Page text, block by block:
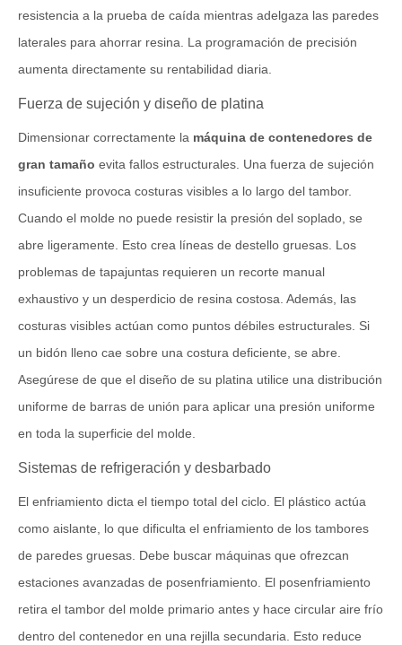
resistencia a la prueba de caída mientras adelgaza las paredes
laterales para ahorrar resina. La programación de precisión
aumenta directamente su rentabilidad diaria.
Fuerza de sujeción y diseño de platina
Dimensionar correctamente la máquina de contenedores de
gran tamaño evita fallos estructurales. Una fuerza de sujeción
insuficiente provoca costuras visibles a lo largo del tambor.
Cuando el molde no puede resistir la presión del soplado, se
abre ligeramente. Esto crea líneas de destello gruesas. Los
problemas de tapajuntas requieren un recorte manual
exhaustivo y un desperdicio de resina costosa. Además, las
costuras visibles actúan como puntos débiles estructurales. Si
un bidón lleno cae sobre una costura deficiente, se abre.
Asegúrese de que el diseño de su platina utilice una distribución
uniforme de barras de unión para aplicar una presión uniforme
en toda la superficie del molde.
Sistemas de refrigeración y desbarbado
El enfriamiento dicta el tiempo total del ciclo. El plástico actúa
como aislante, lo que dificulta el enfriamiento de los tambores
de paredes gruesas. Debe buscar máquinas que ofrezcan
estaciones avanzadas de posenfriamiento. El posenfriamiento
retira el tambor del molde primario antes y hace circular aire frío
dentro del contenedor en una rejilla secundaria. Esto reduce